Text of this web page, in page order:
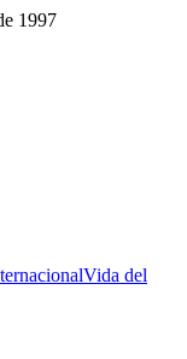
1997
Vida del